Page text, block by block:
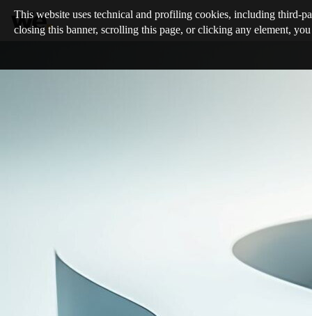
This website uses technical and profiling cookies, including third-
closing this banner, scrolling this page, or clicking any element,